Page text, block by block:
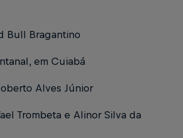
Bull Bragantino
em Cuiabá
Alves Júnior
Trombeta e Alinor Silva da